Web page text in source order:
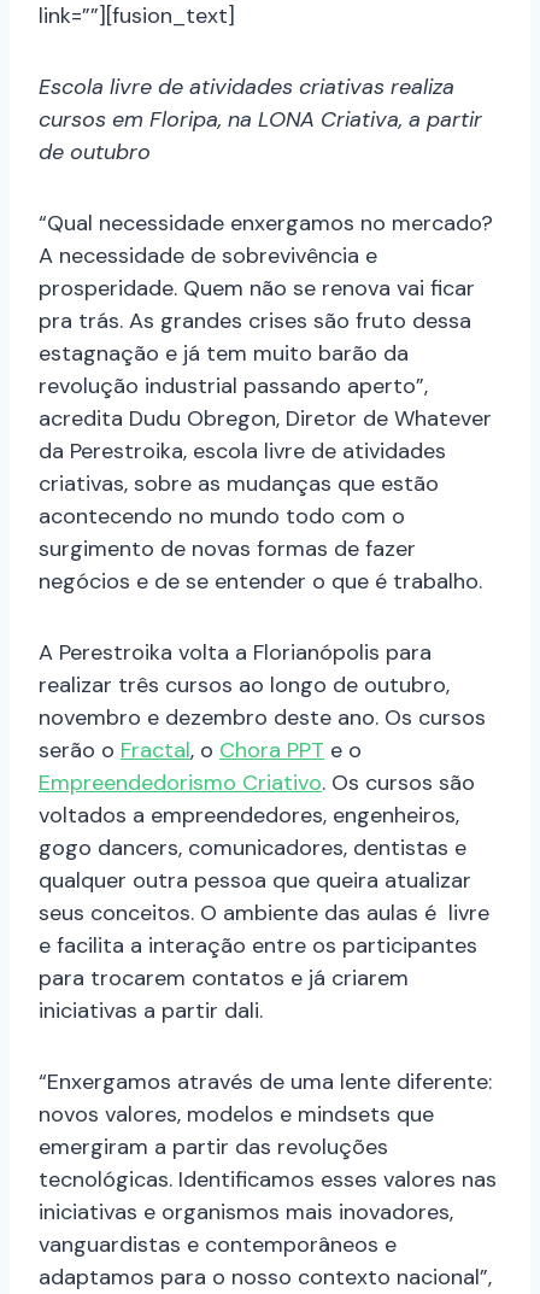
link=””][fusion_text]
Escola livre de atividades criativas realiza
cursos em Floripa, na LONA Criativa, a partir
de outubro
“Qual necessidade enxergamos no mercado?
A necessidade de sobrevivência e
prosperidade. Quem não se renova vai ficar
pra trás. As grandes crises são fruto dessa
estagnação e já tem muito barão da
revolução industrial passando aperto”,
acredita Dudu Obregon, Diretor de Whatever
da Perestroika, escola livre de atividades
criativas, sobre as mudanças que estão
acontecendo no mundo todo com o
surgimento de novas formas de fazer
negócios e de se entender o que é trabalho.
A Perestroika volta a Florianópolis para
realizar três cursos ao longo de outubro,
novembro e dezembro deste ano. Os cursos
serão o Fractal, o Chora PPT e o
Empreendedorismo Criativo. Os cursos são
voltados a empreendedores, engenheiros,
gogo dancers, comunicadores, dentistas e
qualquer outra pessoa que queira atualizar
seus conceitos. O ambiente das aulas é livre
e facilita a interação entre os participantes
para trocarem contatos e já criarem
iniciativas a partir dali.
“Enxergamos através de uma lente diferente:
novos valores, modelos e mindsets que
emergiram a partir das revoluções
tecnológicas. Identificamos esses valores nas
iniciativas e organismos mais inovadores,
vanguardistas e contemporâneos e
adaptamos para o nosso contexto nacional”,